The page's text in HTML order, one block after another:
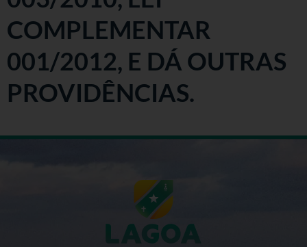
COMPLEMENTAR
001/2012, E DÁ OUTRAS
PROVIDÊNCIAS.